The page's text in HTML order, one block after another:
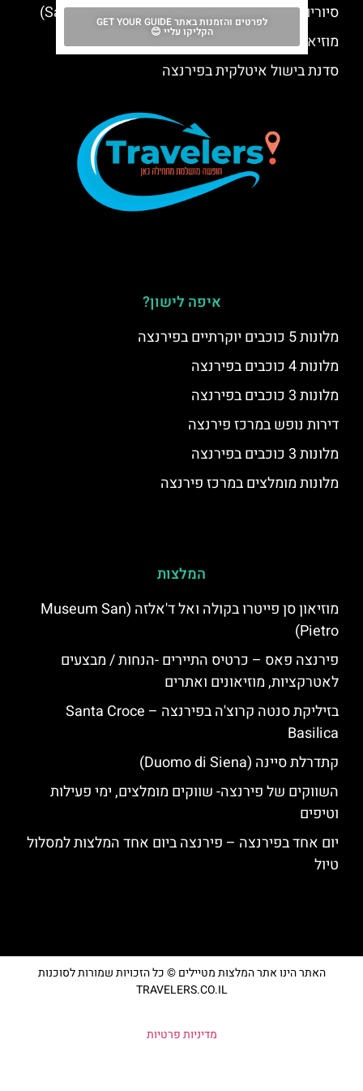
סיורים מפירנצה אל סן ג'ימיניאנו (San Gimignano)
מוזיאון גלילאו בפירנצה – Museo Galileo
סדנת בישול איטלקית בפירנצה
איפה לישון?
מלונות 5 כוכבים יוקרתיים בפירנצה
מלונות 4 כוכבים בפירנצה
מלונות 3 כוכבים בפירנצה
דירות נופש במרכז פירנצה
מלונות 3 כוכבים בפירנצה
מלונות מומלצים במרכז פירנצה
המלצות
מוזיאון סן פייטרו בקולה ואל ד'אלזה (Museum San
Pietro)
פירנצה פאס – כרטיס התיירים -הנחות / מבצעים
לאטרקציות, מוזיאונים ואתרים
בזיליקת סנטה קרוצ'ה בפירנצה – Santa Croce
Basilica
קתדרלת סיינה (Duomo di Siena)
השווקים של פירנצה- שווקים מומלצים, ימי פעילות
וטיפים
יום אחד בפירנצה – פירנצה ביום אחד המלצות למסלול
טיול
האתר הינו אתר המלצות מטיילים © כל הזכויות שמורות לסוכנות
TRAVELERS.CO.IL
מדיניות פרטיות
לפרטים והזמנות באתר GET YOUR GUIDE
הקליקו עליי 😊